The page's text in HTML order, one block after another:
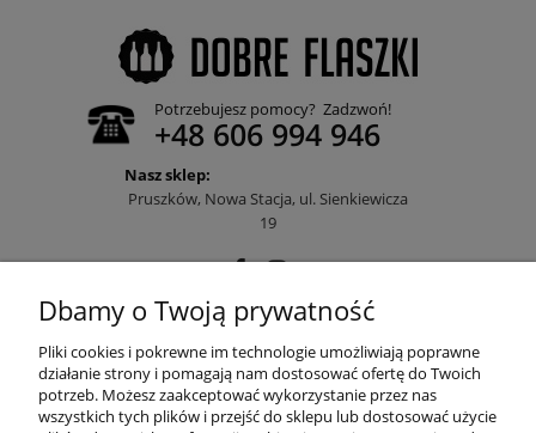
Potrzebujesz pomocy? Zadzwoń!
+48 606 994 946
Nasz sklep:
Pruszków, Nowa Stacja, ul. Sienkiewicza
19
POMOC
Dbamy o Twoją prywatność
Pliki cookies i pokrewne im technologie umożliwiają poprawne
działanie strony i pomagają nam dostosować ofertę do Twoich
potrzeb. Możesz zaakceptować wykorzystanie przez nas
wszystkich tych plików i przejść do sklepu lub dostosować użycie